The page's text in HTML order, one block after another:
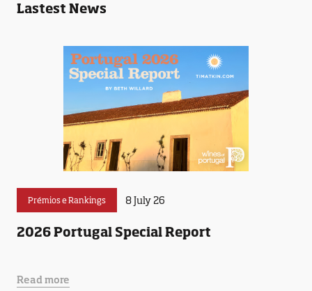
Lastest News
Prémios e Rankings 8 July 26
2026 Portugal Special Report
Read more